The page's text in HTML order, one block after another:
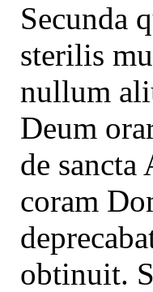
Secunda
sterilis
nullum
Deum
de sancta
coram
obtinuit.